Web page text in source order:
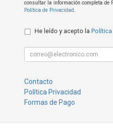
consultar la información completa de
Política de Privacidad
He leído y acepto la Política
Contacto
Política Privacidad
Formas de Pago